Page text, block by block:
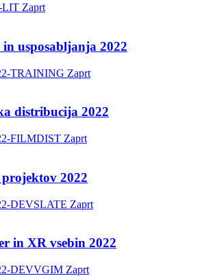
LIT Zaprt
usposabljanja 2022
TRAINING Zaprt
distribucija 2022
FILMDIST Zaprt
2022
DEVSLATE Zaprt
in XR vsebin 2022
DEVVGIM Zaprt